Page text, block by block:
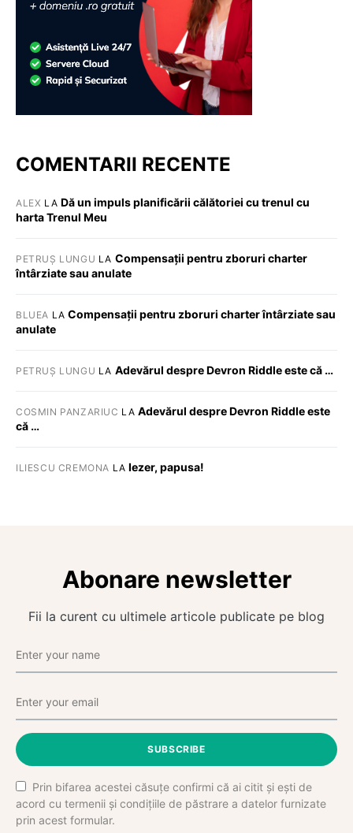
COMENTARII RECENTE
ALEX LA Dă un impuls planificării călătoriei cu trenul cu
harta Trenul Meu
PETRUȘ LUNGU LA Compensații pentru zboruri charter
întârziate sau anulate
BLUEA LACompensații pentru zboruri charter întârziate sau
anulate
PETRUȘ LUNGU LA Adevărul despre Devron Riddle este că …
COSMIN PANZARIUC LA Adevărul despre Devron Riddle este
că …
ILIESCU CREMONA LA Iezer, papusa!
Abonare newsletter
Fii la curent cu ultimele articole publicate pe blog
SUBSCRIBE
Prin bifarea acestei căsuțe confirmi că ai citit și ești de
acord cu termenii și condițiile de păstrare a datelor furnizate
prin acest formular.